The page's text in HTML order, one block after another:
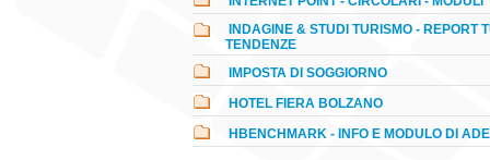
INDAGINE & STUDI TURISMO - REPORT
TENDENZE
IMPOSTA DI SOGGIORNO
HOTEL FIERA BOLZANO
HBENCHMARK - INFO E MODULO DI